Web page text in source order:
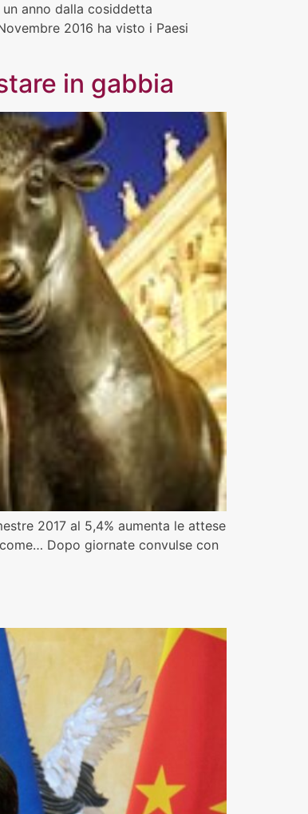
anno dalla cosiddetta
2016 ha visto i Paesi
in gabbia
2017 al 5,4% aumenta le attese
Dopo giornate convulse con